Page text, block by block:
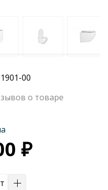
00
о товаре
₽